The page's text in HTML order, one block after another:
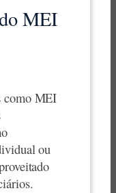
MEI
como MEI
ou